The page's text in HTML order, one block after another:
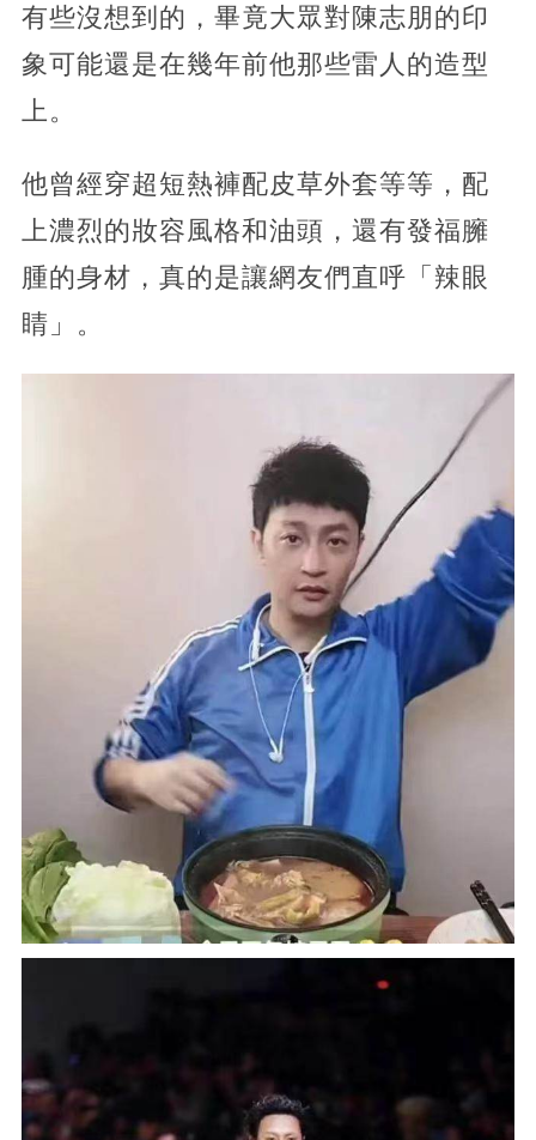
有些沒想到的，畢竟大眾對陳志朋的印
象可能還是在幾年前他那些雷人的造型
上。
他曾經穿超短熱褲配皮草外套等等，配
上濃烈的妝容風格和油頭，還有發福臃
腫的身材，真的是讓網友們直呼「辣眼
睛」。